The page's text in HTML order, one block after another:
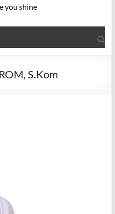
you shine
S.Kom